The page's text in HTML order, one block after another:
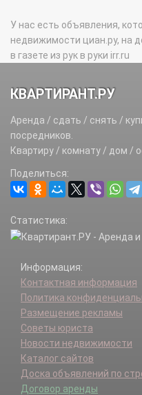
У нас есть объявления,
недвижимости циан.ру, на
в газете из рук в руки irr.ru
КВАРТИРАНТ.РУ
Аренда / сдать / снять /
посредников.
Квартиру / комнату / дом /
Поделиться:
Статистика:
Информация:
Контактная информация
Политика
Размещение рекламы
Советы юриста
Новости недвижимости
Каталог сайтов
Доска объявлений по
Договор аренды